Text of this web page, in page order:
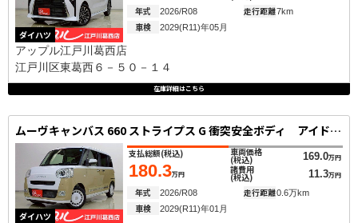
ダイハツ
年式
2026/R08 走行距離7km
車検 2029(R11)年05月
アップル江戸川葛西店
江戸川区東葛西６－５０－１４
在庫詳細はこちら
ムーヴキャンバス 660 ストライプス G 衝突安全ボディ アイドリングストップ機能
ダイハツ
支払総額(税込)
180.3万円
車両価格
(税込) 169.0万円
諸費用
(税込) 11.3万円
年式 2026/R08 走行距離0.6万km
車検 2029(R11)年01月